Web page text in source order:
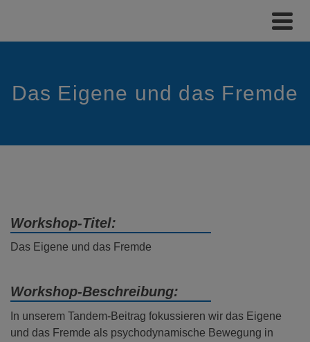
Das Eigene und das Fremde
Workshop-Titel:
Das Eigene und das Fremde
Workshop-Beschreibung:
In unserem Tandem-Beitrag fokussieren wir das Eigene
und das Fremde als psychodynamische Bewegung in